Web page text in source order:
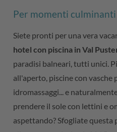
Per momenti
Siete pronti per una vera
hotel con piscina in Val
paradisi balneari, tutti unici.
all'aperto, piscine con vasche
idromassaggi... e
prendere il sole con lettini e
aspettando? Sfogliate